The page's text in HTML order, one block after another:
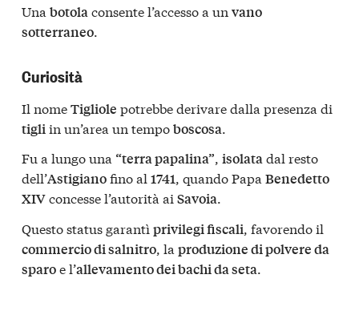
Una botolaconsente l’accesso a un vano
sotterraneo.
Curiosità
Il nomeTigliole potrebbe derivare dalla presenza di
tigliin un’area un tempoboscosa.
Fu a lungo una “terra papalina”, isolatadal resto
dell’Astigianofino al 1741, quando Papa Benedetto
XIVconcesse l’autorità ai Savoia.
Questo status garantì privilegi fiscali, favorendo il
commercio di salnitro, la produzione di polvere da
sparoe l’allevamento dei bachi da seta.